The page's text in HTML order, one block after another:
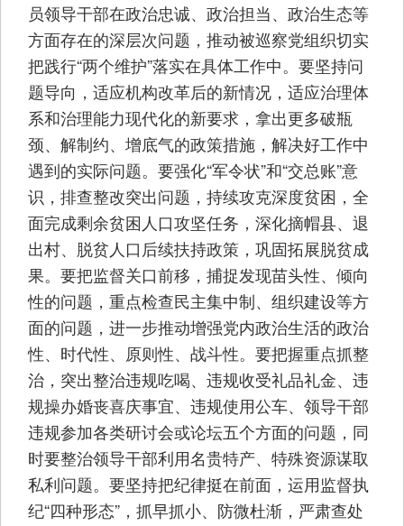
员领导干部在政治忠诚、政治担当、政治生态等
方面存在的深层次问题，推动被巡察党组织切实
把践行“两个维护”落实在具体工作中。要坚持问
题导向，适应机构改革后的新情况，适应治理体
系和治理能力现代化的新要求，拿出更多破瓶
颈、解制约、增底气的政策措施，解决好工作中
遇到的实际问题。要强化“军令状”和“交总账”意
识，排查整改突出问题，持续攻克深度贫困，全
面完成剩余贫困人口攻坚任务，深化摘帽县、退
出村、脱贫人口后续扶持政策，巩固拓展脱贫成
果。要把监督关口前移，捕捉发现苗头性、倾向
性的问题，重点检查民主集中制、组织建设等方
面的问题，进一步推动增强党内政治生活的政治
性、时代性、原则性、战斗性。要把握重点抓整
治，突出整治违规吃喝、违规收受礼品礼金、违
规操办婚丧喜庆事宜、违规使用公车、领导干部
违规参加各类研讨会或论坛五个方面的问题，同
时要整治领导干部利用名贵特产、特殊资源谋取
私利问题。要坚持把纪律挺在前面，运用监督执
纪“四种形态”，抓早抓小、防微杜渐，严肃查处